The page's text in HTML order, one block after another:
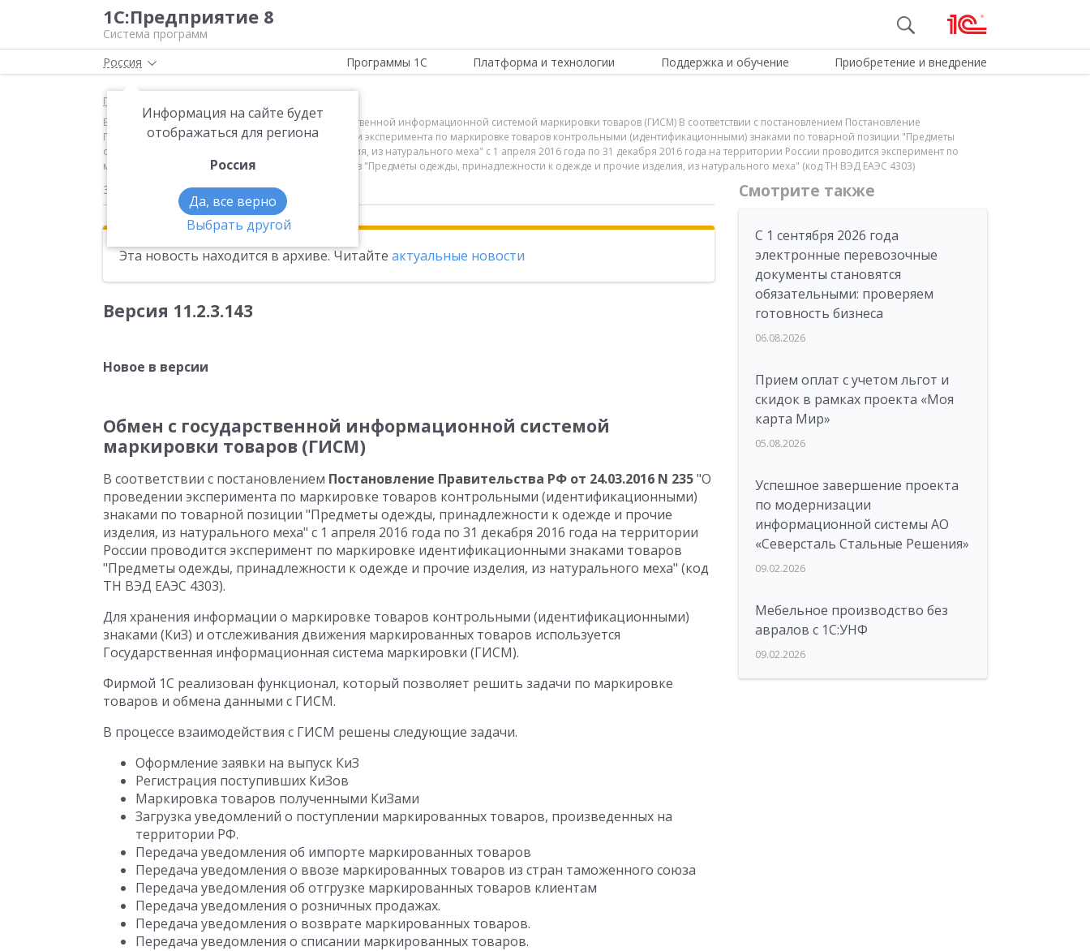
1С:Предприятие 8
Система программ
Россия
Информация на сайте будет
отображаться для региона
Россия
Да, все верно
Выбрать другой
Программы 1С Платформа и технологии Поддержка и обучение Приобретение и внедрение
Главная
Версия 11.2.3.143 Новое в версии Обмен с государственной информационной системой маркировки товаров (ГИСМ) В соответствии с постановлением Постановление
Правительства РФ от 24.03.2016 N 235 "О проведении эксперимента по маркировке товаров контрольными (идентификационными) знаками по товарной позиции "Предметы
одежды, принадлежности к одежде и прочие изделия, из натурального меха" с 1 апреля 2016 года по 31 декабря 2016 года на территории России проводится эксперимент по
маркировке идентификационными знаками товаров "Предметы одежды, принадлежности к одежде и прочие изделия, из натурального меха" (код ТН ВЭД ЕАЭС 4303)
30.05.2016
Эта новость находится в архиве. Читайте актуальные новости
Версия 11.2.3.143
Новое в версии
Обмен с государственной информационной системой
маркировки товаров (ГИСМ)
В соответствии с постановлением Постановление Правительства РФ от 24.03.2016 N 235"О
проведении эксперимента по маркировке товаров контрольными (идентификационными)
знаками по товарной позиции "Предметы одежды, принадлежности к одежде и прочие
изделия, из натурального меха" с 1 апреля 2016 года по 31 декабря 2016 года на территории
России проводится эксперимент по маркировке идентификационными знаками товаров
"Предметы одежды, принадлежности к одежде и прочие изделия, из натурального меха" (код
ТН ВЭД ЕАЭС 4303).
Для хранения информации о маркировке товаров контрольными (идентификационными)
знаками (КиЗ) и отслеживания движения маркированных товаров используется
Государственная информационная система маркировки (ГИСМ).
Фирмой 1С реализован функционал, который позволяет решить задачи по маркировке
товаров и обмена данными с ГИСМ.
В процессе взаимодействия с ГИСМ решены следующие задачи.
Оформление заявки на выпуск КиЗ
Регистрация поступивших КиЗов
Маркировка товаров полученными КиЗами
Загрузка уведомлений о поступлении маркированных товаров, произведенных на
территории РФ.
Передача уведомления об импорте маркированных товаров
Передача уведомления о ввозе маркированных товаров из стран таможенного союза
Передача уведомления об отгрузке маркированных товаров клиентам
Передача уведомления о розничных продажах.
Передача уведомления о возврате маркированных товаров.
Передача уведомления о списании маркированных товаров.
Смотрите также
С 1 сентября 2026 года
электронные перевозочные
документы становятся
обязательными: проверяем
готовность бизнеса
06.08.2026
Прием оплат с учетом льгот и
скидок в рамках проекта «Моя
карта Мир»
05.08.2026
Успешное завершение проекта
по модернизации
информационной системы АО
«Северсталь Стальные Решения»
09.02.2026
Мебельное производство без
авралов с 1С:УНФ
09.02.2026